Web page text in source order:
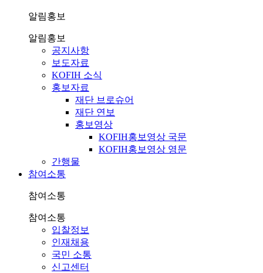
알림홍보
알림홍보
공지사항
보도자료
KOFIH 소식
홍보자료
재단 브로슈어
재단 연보
홍보영상
KOFIH홍보영상 국문
KOFIH홍보영상 영문
간행물
참여소통
참여소통
참여소통
입찰정보
인재채용
국민 소통
신고센터